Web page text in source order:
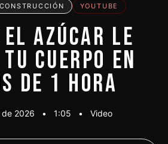
YOUTUBE
AZÚCAR LE
CUERPO EN
DE 1 HORA
2026 • 1:05 • Video